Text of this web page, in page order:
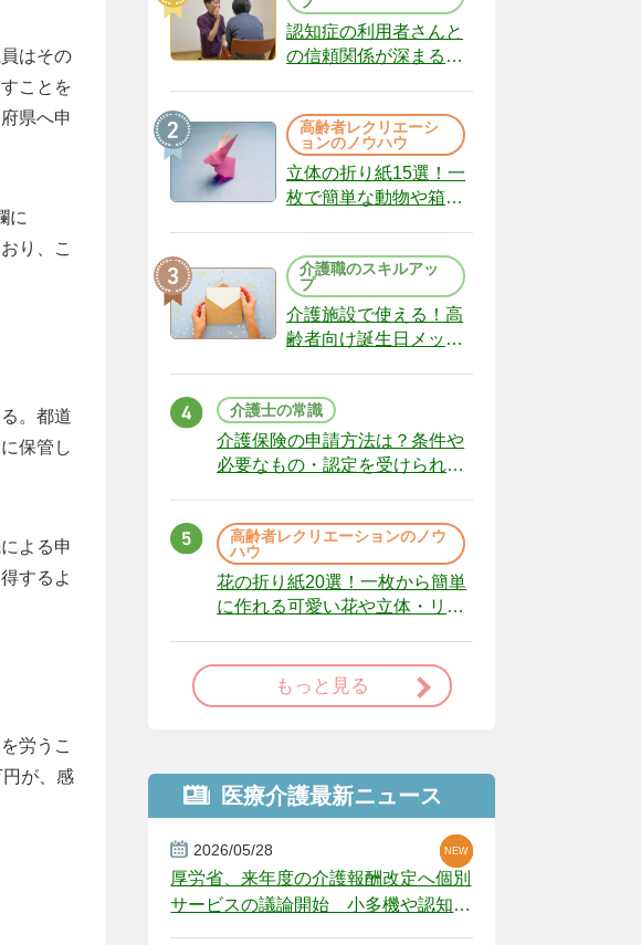
はその
ことを
県へ申
に
り、こ
。都道
保管し
よる申
するよ
労うこ
が、感
認知症の利用者さんと
の信頼関係が深まる声
（22）
高齢者レクリエーシ
ョンのノウハウ
立体の折り紙15選！一
枚で簡単な動物や箱、
介護職のスキルアッ
プ
介護施設で使える！高
齢者向け誕生日メッセ
介護士の常識
介護保険の申請方法は？条件や
必要なもの・認定を受けられな
高齢者レクリエーションのノウ
ハウ
花の折り紙20選！一枚から簡単
に作れる可愛い花や立体・リー
もっと見る
医療介護最新ニュース
2026/05/28
厚労省、来年度の介護報酬改定へ個別
サービスの議論開始 小多機や認知症
NEW
NEW
NEW